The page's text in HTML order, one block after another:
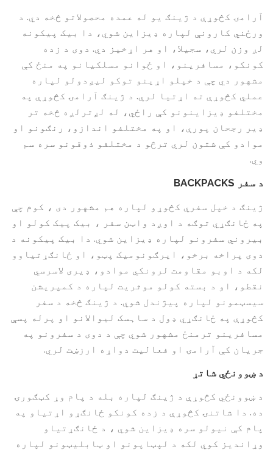
آرامۍ کڅوړې د ژینګ یو له عمده محصولاتو څخه دي. د
ورځني کارونې لپاره ډیزاین شوي، دا بیک پیکونه
لږ وزن لري، سجیلا، او هر اړخیز دي. دوی د زده
کونکو، مسافرینو، او ځوانو مسلکیانو په منځ کې
مشهور دي چې د خپلو اړینو توکو لیږدولو لپاره
عملي کڅوړې ته اړتیا لري. د ژینګ آرامۍ کڅوړې په
مختلفو ډیزاینونو کې راځي، له لږترلږه څخه تر
ډیر رجحان پورې، او په مختلفو اندازو، رنګونو او
موادو کې شتون لري ترڅو د مختلفو ذوقونو سره سم
وي.
د سفر BACKPACKS
ژینګ د خپل سفري کڅوړو لپاره هم مشهور دی ، کوم چې
په ځانګړي توګه د اوږد واټن سفر ، بیک پیک کولو او
بیروني سفرونو لپاره ډیزاین شوي. دا بیک پیکونه د
دوی پراخه برخو، ایرګونومیک پټو، او ځانګړتیاوو
لکه د اوبو مقاومت لرونکي موادو، ډیری لاسرسي
نقطو، او د بسته کولو موثریت لپاره د کمپریشن
سیسټمونو لپاره پیژندل شوي. د ژینګ څخه د سفر
کڅوړې په ځانګړي ډول د ساہسک لیوالانو او پرله پسې
مسافرینو ترمنځ مشهور شوي چې د دوی د سفرونو په
جریان کې آرامۍ او فعالیت دواړه ارزښت لري.
د ښوونځي شاتړ
د ښوونځي کڅوړې د ژینګ لپاره بله د پام وړ کټګورۍ
ده. دا شاتنۍ کڅوړې د زده کونکو ځانګړو اړتیاو په
پام کې نیولو سره ډیزاین شوي ، د ځانګړتیاو
وړاندیز کوي لکه د لپټاپونو او ټابلیټونو لپاره